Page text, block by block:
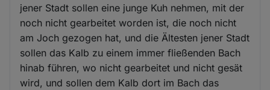
jener Stadt sollen eine junge Kuh nehmen, mit der
noch nicht gearbeitet worden ist, die noch nicht
am Joch gezogen hat, und die Ältesten jener Stadt
sollen das Kalb zu einem immer fließenden Bach
hinab führen, wo nicht gearbeitet und nicht gesät
wird, und sollen dem Kalb dort im Bach das